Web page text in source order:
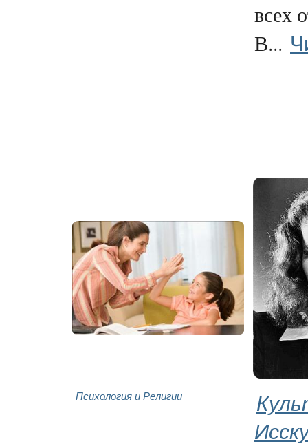
всех
В...
Психология и Религии